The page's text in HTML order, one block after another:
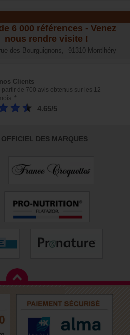
6 000 références - Venez
nous rendre visite !
des Bourguignons, 91310 Montlhéry
Clients
de 700 avis obtenus sur les 12
*
4.65/5
DES MARQUES